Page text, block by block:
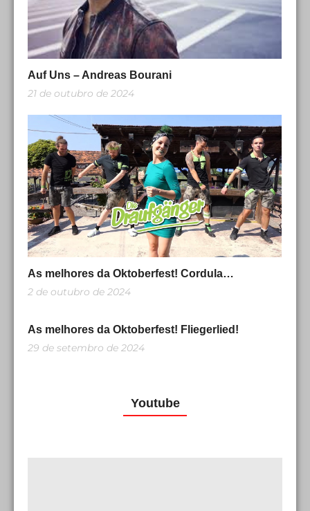
Auf Uns – Andreas Bourani
21 de outubro de 2024
As melhores da Oktoberfest! Cordula…
2 de outubro de 2024
As melhores da Oktoberfest! Fliegerlied!
29 de setembro de 2024
Youtube